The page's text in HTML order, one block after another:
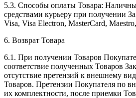
5.3. Способы оплаты Товара:
средствами курьеру при получении
Visa, Visa Electron, MasterCard,
6. Возврат Товара
6.1. При получении Товаров
соответствие полученных Товаров
отсутствие претензий к внешнему
Товаров. Претензии Покупателя по
их комплектности, после приемки